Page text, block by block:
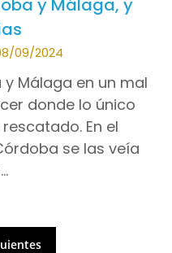
y Málaga, y
09/2024
Málaga en un mal
donde lo único
En el
se las veía